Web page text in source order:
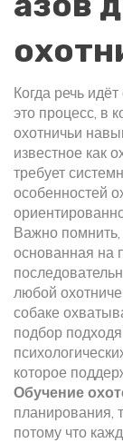
Когда речь идёт
это процесс, в
охотничьи
известное как
требует
особенностей
Важно помнить,
основанная на
любой
собаке
подбор
которое
Обучение
планирования,
потому что